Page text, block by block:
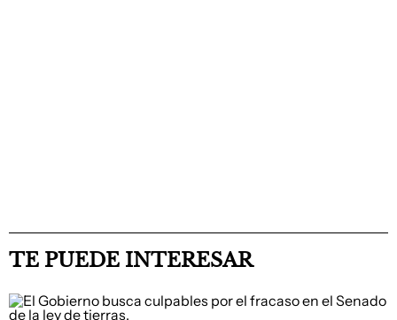
TE PUEDE INTERESAR